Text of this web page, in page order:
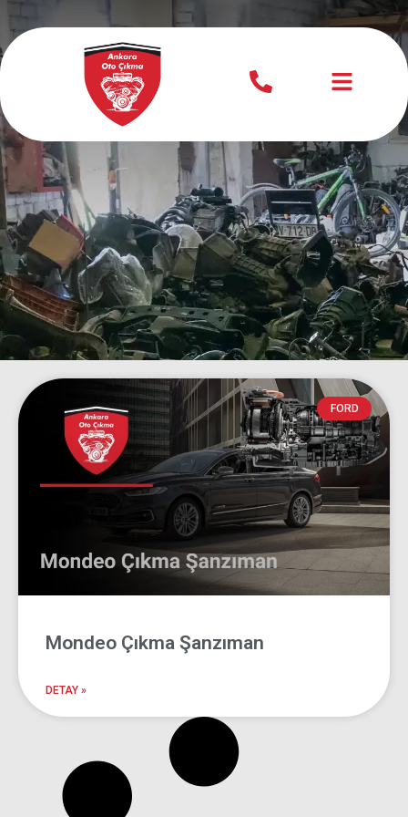
Mondeo Çıkma
Şanzıman
Ankara Oto Çıkma
FORD
Mondeo Çıkma Şanzıman
DETAY »